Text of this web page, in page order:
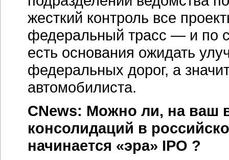
жесткий контроль все
федеральный трасс — и по
есть основания ожидать
федеральных дорог, а
автомобилиста.
CNews: Можно ли, на ваш
консолидаций в
начинается «эра» IPO ?